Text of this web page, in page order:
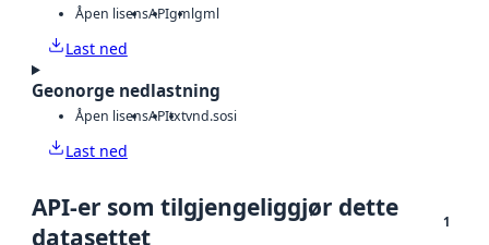
Åpen lisensAPIgmlgml
Last ned
Geonorge nedlastning
Åpen lisensAPItxtvnd.sosi
Last ned
API-er som tilgjengeliggjør dette
datasettet
1